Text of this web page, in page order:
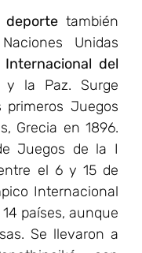
deporte también
Unidas
Internacional del
y la Paz. Surge
Juegos
Grecia en 1896.
Juegos de la I
el 6 y 15 de
Internacional
países, aunque
Se llevaron a